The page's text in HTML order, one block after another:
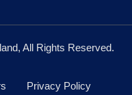
All Rights Reserved.
Privacy Policy